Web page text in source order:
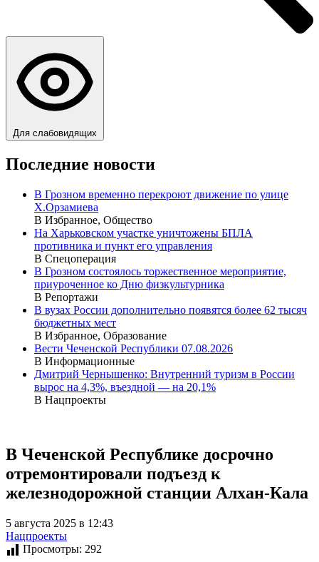
Для слабовидящих
Последние новости
В Грозном временно перекроют движение по улице
Х.Орзамиева
В Избранное, Общество
На Харьковском участке уничтожены БПЛА
противника и пункт его управления
В Спецоперация
В Грозном состоялось торжественное мероприятие,
приуроченное ко Дню физкультурника
В Репортажи
В вузах России дополнительно появятся более 62 тысяч
бюджетных мест
В Избранное, Образование
Вести Чеченской Республики 07.08.2026
В Информационные
Дмитрий Чернышенко: Внутренний туризм в России
вырос на 4,3%, въездной — на 20,1%
В Нацпроекты
В Чеченской Республике досрочно
отремонтировали подъезд к
железнодорожной станции Алхан-Кала
5 августа 2025 в 12:43
Нацпроекты
Просмотры: 292